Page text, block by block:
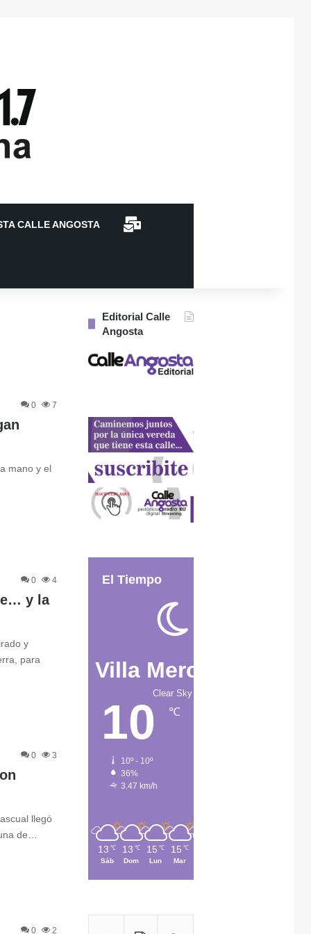
CALLE ANGOSTA CONTACTO
0 7
mano y el
0 4
y la
y
para
0 3
llegó
de…
0 2
Editorial Calle
Angosta
El Tiempo
Villa Mercedes
Clear Sky
10 ℃
10º - 10º
36%
3.47 km/h
13 ℃
Sáb
13 ℃
Dom
15 ℃
Lun
15 ℃
Mar